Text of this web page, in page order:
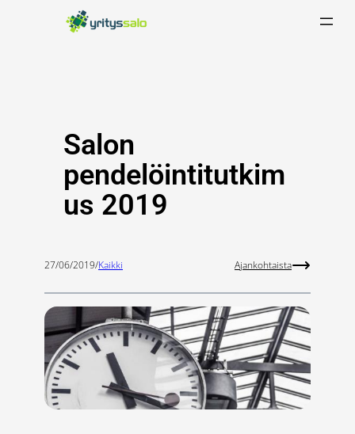
Salon
pendelöintitutkim
us 2019
27/06/2019/Kaikki Ajankohtaista